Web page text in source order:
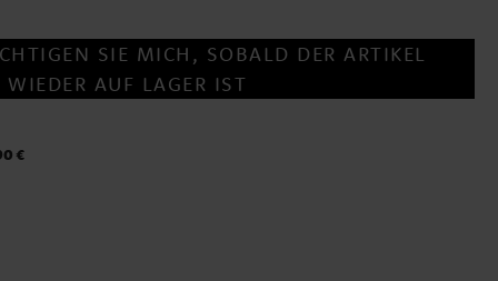
SIE MICH, SOBALD DER ARTIKEL
WIEDER AUF LAGER IST
€